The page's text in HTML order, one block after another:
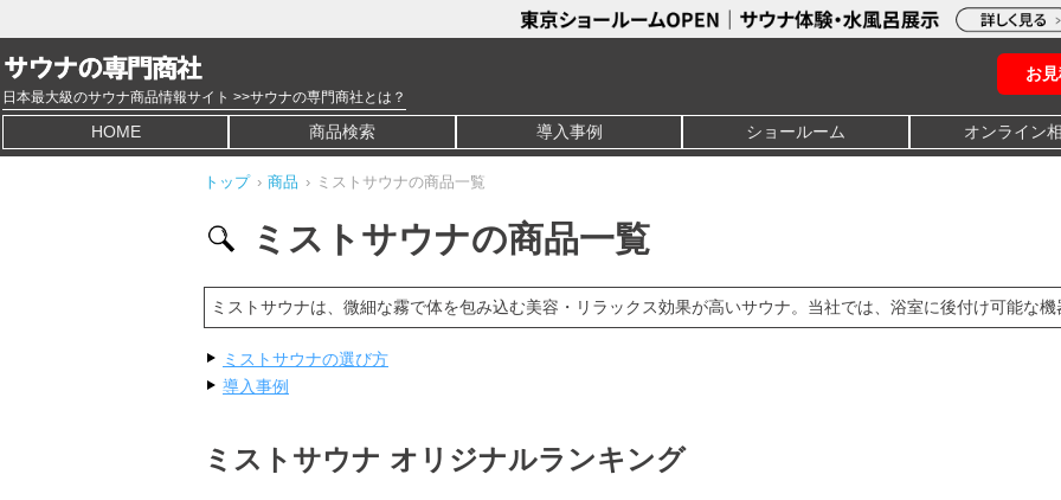
日本最大級のサウナ商品情報サイト >>サウナの専門商社とは？
お
HOME 商品検索 導入事例 ショールーム オンライン
トップ › 商品 › ミストサウナの商品一覧
ミストサウナの商品一覧
ミストサウナは、微細な霧で体を包み込む美容・リラックス効果が高いサウナ。当社では、浴室に後付け可能な
ミストサウナの選び方
導入事例
ミストサウナ オリジナルランキング